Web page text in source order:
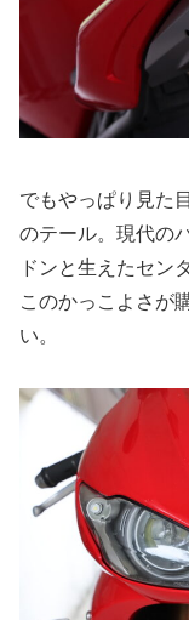
でもやっぱり見た
のテール。現代の
ドンと生えたセン
このかっこよさが
い。